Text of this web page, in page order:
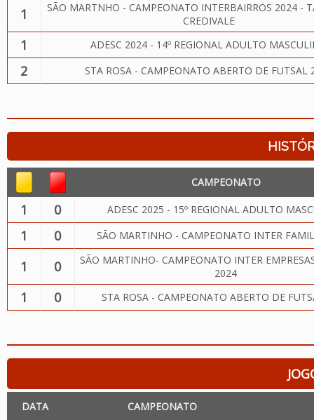
1
SÃO MARTNHO - CAMPEONATO INTERBAIRROS 2024 -
CREDIVALE
1 ADESC 2024 - 14º REGIONAL ADULTO
2 STA ROSA - CAMPEONATO ABERTO DE FUTSAL
CAMPEONATO
1 0 ADESC 2025 - 15º REGIONAL ADULTO
1 0 SÃO MARTINHO - CAMPEONATO INTER
1 0
SÃO MARTINHO- CAMPEONATO INTER
2024
1 0 STA ROSA - CAMPEONATO ABERTO DE
DATA CAMPEONATO